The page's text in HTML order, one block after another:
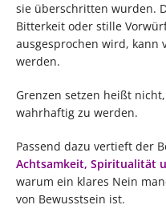
sie überschritten wurden.
Bitterkeit oder stille
ausgesprochen wird, kann
werden.
Grenzen setzen heißt
wahrhaftig zu werden.
Passend dazu vertieft der
Achtsamkeit, Spiritualität
warum ein klares Nein
von Bewusstsein ist.